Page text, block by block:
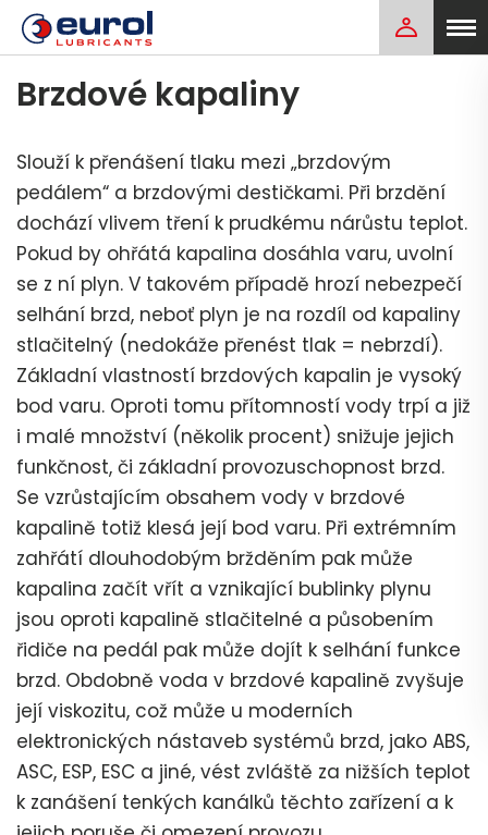
Brzdové kapaliny
Slouží k přenášení tlaku mezi „brzdovým
pedálem“ a brzdovými destičkami. Při brzdění
dochází vlivem tření k prudkému nárůstu teplot.
Pokud by ohřátá kapalina dosáhla varu, uvolní
se z ní plyn. V takovém případě hrozí nebezpečí
selhání brzd, neboť plyn je na rozdíl od kapaliny
stlačitelný (nedokáže přenést tlak = nebrzdí).
Základní vlastností brzdových kapalin je vysoký
bod varu. Oproti tomu přítomností vody trpí a již
i malé množství (několik procent) snižuje jejich
funkčnost, či základní provozuschopnost brzd.
Se vzrůstajícím obsahem vody v brzdové
kapalině totiž klesá její bod varu. Při extrémním
zahřátí dlouhodobým bržděním pak může
kapalina začít vřít a vznikající bublinky plynu
jsou oproti kapalině stlačitelné a působením
řidiče na pedál pak může dojít k selhání funkce
brzd. Obdobně voda v brzdové kapalině zvyšuje
její viskozitu, což může u moderních
elektronických nástaveb systémů brzd, jako ABS,
ASC, ESP, ESC a jiné, vést zvláště za nižších teplot
k zanášení tenkých kanálků těchto zařízení a k